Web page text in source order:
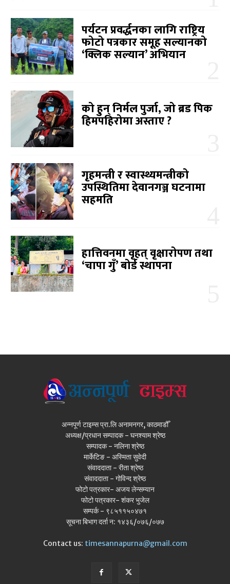
पर्यटन प्रवर्द्धनका लागि राष्ट्रिय
फोटो पत्रकार समूह सल्यानको
‘क्लिक सल्यान’ अभियान
को हुन् निर्मल पुर्जा, जो ब्रड पिक
हिमपहिरोमा अस्ताए ?
गृहमन्त्री र स्वास्थ्यमन्त्रीको
उपस्थितिमा देवानगञ्ज घटनामा
सहमति
हात्तिवनमा वृहत् वृक्षारोपण तथा
‘चापा गुँ’ बोर्ड स्थापना
अन्नपूर्ण टाइम्स प्रा.लि अनामनगर, काठमाडौँ
अध्यक्ष/प्रधान सम्पादक - घनश्याम श्रेष्ठ
सम्पादक - नलिना श्रेष्ठ
मार्केटिङ - अस्मिता सुवेदी
संवाददाता - रीता श्रेष्ठ
संवाददाता - गोविन्द श्रेष्ठ
फोटो पत्रकार- अजय लेन्सम्यान
फोटो पत्रकार- शंकर भुजेल
सम्पर्क - ९८५११५०४७१
सूचना बिभाग दर्ता न: १४३६/०७६/०७७
Contact us: timesannapurna@gmail.com